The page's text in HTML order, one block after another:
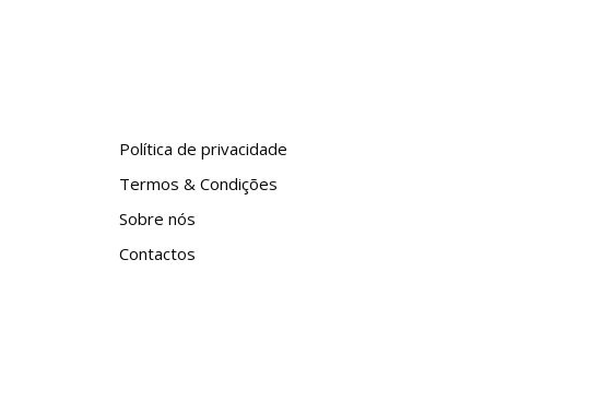
Política de privacidade
Termos & Condições
Sobre nós
Contactos